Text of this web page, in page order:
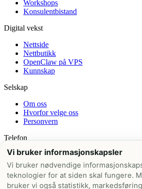
Vi bruker informasjonskapsler
Vi bruker nødvendige
teknologier for at siden skal fungere.
bruker vi også statistikk,
Workshops
Konsulentbistand
Digital vekst
Nettside
Nettbutikk
OpenClaw på VPS
Kunnskap
Selskap
Om oss
Hvorfor velge oss
Personvern
Telefon
+47 21 99 42 00
E-post
post@nettskred.no